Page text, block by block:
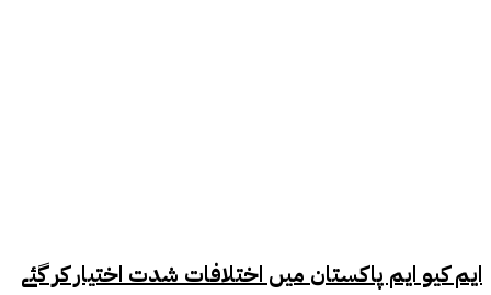
ایم کیو ایم پاکستان میں اختلافات شدت اختیار کر گئے